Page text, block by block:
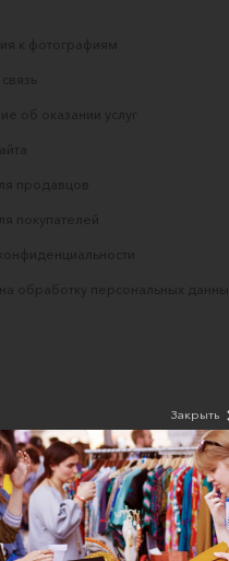
к фотографиям
об оказании услуг
продавцов
покупателей
обработку персональных данных
Закрыть